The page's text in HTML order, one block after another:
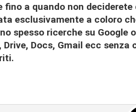
fino a quando non
esclusivamente a coloro
spesso ricerche su Google
Drive, Docs, Gmail ecc